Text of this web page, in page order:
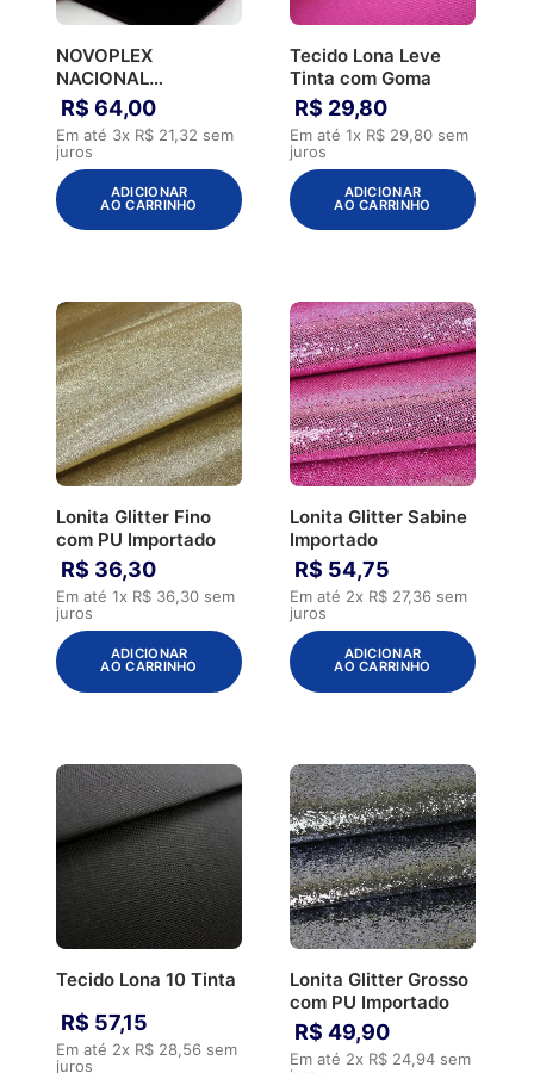
NOVOPLEX
NACIONAL
COMBATE
P/SUBLIMACAO
3.0MM
R$ 64,00
Em até 3x R$ 21,32 sem
juros
ADICIONAR
AO CARRINHO
Tecido Lona Leve
Tinta com Goma
R$ 29,80
Em até 1x R$ 29,80 sem
juros
ADICIONAR
AO CARRINHO
Lonita Glitter Fino
com PU Importado
R$ 36,30
Em até1x R$ 36,30 sem
juros
ADICIONAR
AO CARRINHO
Lonita Glitter Sabine
Importado
R$ 54,75
Em até 2x R$ 27,36 sem
juros
ADICIONAR
AO CARRINHO
Tecido Lona 10 Tinta
R$ 57,15
Em até 2x R$ 28,56 sem
juros
Lonita Glitter Grosso
com PU Importado
R$ 49,90
Em até 2x R$ 24,94 sem